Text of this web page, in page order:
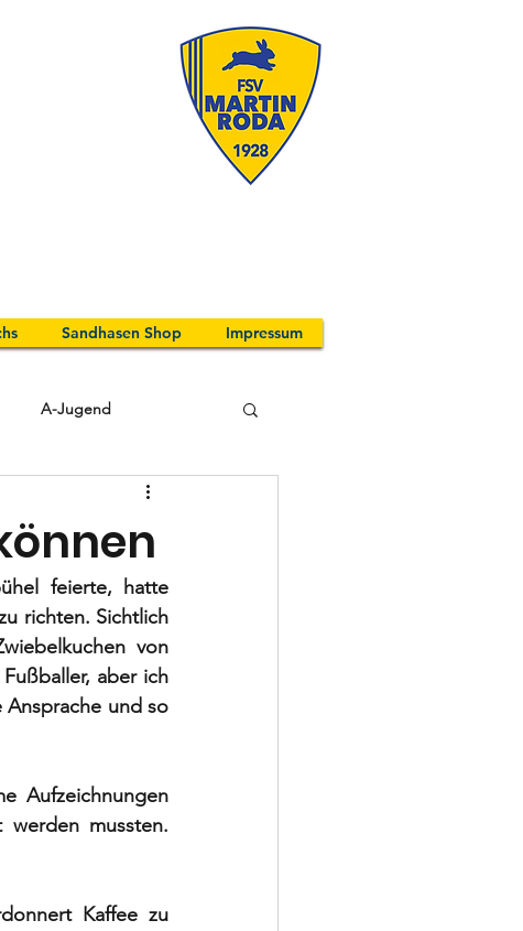
Sandhasen Shop Impressum
A-Jugend
feierte, hatte
richten. Sichtlich
von
aber ich
Ansprache und so
Aufzeichnungen
werden mussten.
Kaffee zu